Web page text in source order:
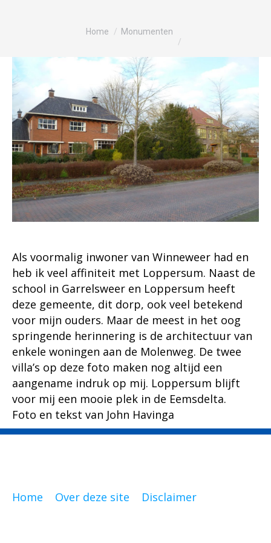
Je bent hier:
Home Monumenten
Als voormalig inwoner van Winneweer had en
heb ik veel affiniteit met Loppersum. Naast de
school in Garrelsweer en Loppersum heeft
deze gemeente, dit dorp, ook veel betekend
voor mijn ouders. Maar de meest in het oog
springende herinnering is de architectuur van
enkele woningen aan de Molenweg. De twee
villa’s op deze foto maken nog altijd een
aangename indruk op mij. Loppersum blijft
voor mij een mooie plek in de Eemsdelta.
Foto en tekst van John Havinga
Home Over deze site Disclaimer